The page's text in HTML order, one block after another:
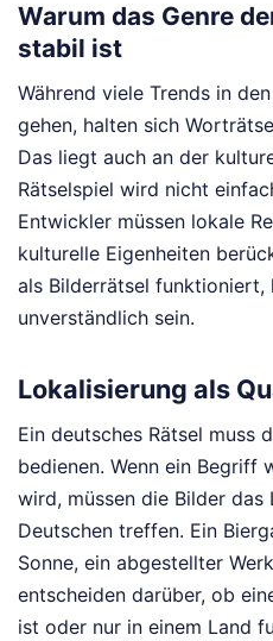
Warum das Genre
stabil ist
Während viele Trends in
gehen, halten sich
Das liegt auch an der
Rätselspiel wird nicht
Entwickler müssen lokale
kulturelle Eigenheiten
als Bilderrätsel funktioniert,
unverständlich sein.
Lokalisierung als
Ein deutsches Rätsel muss
bedienen. Wenn ein Begriff
wird, müssen die Bilder das
Deutschen treffen. Ein
Sonne, ein abgestellter
entscheiden darüber, ob
ist oder nur in einem Land